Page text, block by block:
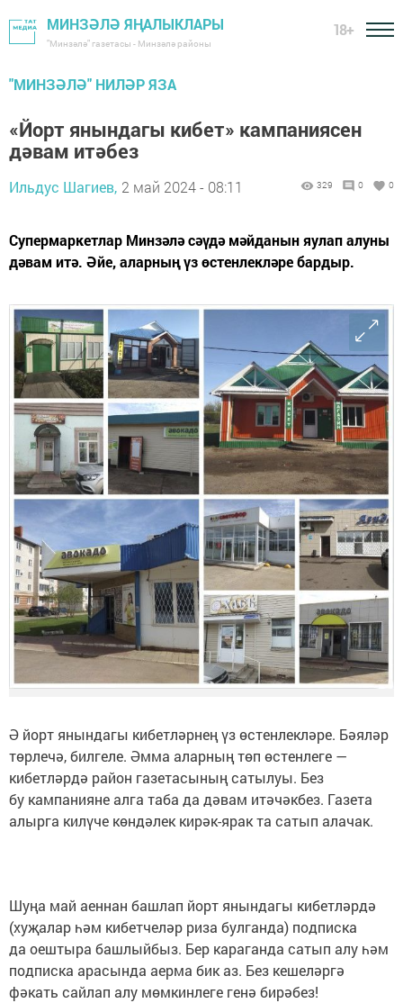
МИНЗӘЛӘ ЯҢАЛЫКЛАРЫ
"Минзәлә" газетасы - Минзәлә районы
18+
"МИНЗӘЛӘ" НИЛӘР ЯЗА
«Йорт янындагы кибет» кампаниясен
дәвам итәбез
Ильдус Шагиев, 2 май 2024 - 08:11 329 0 0
Супермаркетлар Минзәлә сәүдә мәйданын яулап алуны
дәвам итә. Әйе, аларның үз өстенлекләре бардыр.
Ә йорт янындагы кибетләрнең үз өстенлекләре. Бәяләр
төрлечә, билгеле. Әмма аларның төп өстенлеге —
кибетләрдә район газетасының сатылуы. Без
бу кампанияне алга таба да дәвам итәчәкбез. Газета
алырга килүче көндәлек кирәк-ярак та сатып алачак.
Шуңа май аеннан башлап йорт янындагы кибетләрдә
(хуҗалар һәм кибетчеләр риза булганда) подписка
да оештыра башлыйбыз. Бер караганда сатып алу һәм
подписка арасында аерма бик аз. Без кешеләргә
фәкать сайлап алу мөмкинлеге генә бирәбез!